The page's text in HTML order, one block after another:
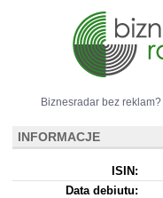
Biznesradar bez reklam?
INFORMACJE
ISIN:
Data debiutu: